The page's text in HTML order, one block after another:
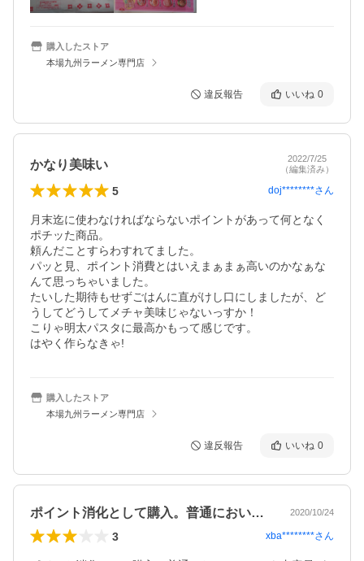
購入したストア
本場九州ラーメン専門店
違反報告 いいね 0
かなり美味い
2022/7/25
（編集済み）
5 doj********さん
月末迄に使わなければならないポイントがあって何となく
ポチッた商品。
頼んだことすらわすれてました。
パッと見、ポイント消費とはいえまぁまぁ高いのかなぁな
んて思っちゃいました。
たいした期待もせずごはんに直がけし口にしましたが、ど
うしてどうしてメチャ美味じゃないっすか！
こりゃ明太パスタに最高かもって感じです。
はやく作らなきゃ!
購入したストア
本場九州ラーメン専門店
違反報告 いいね 0
ポイント消化として購入。普通においしい… 2020/10/24
3 xba********さん